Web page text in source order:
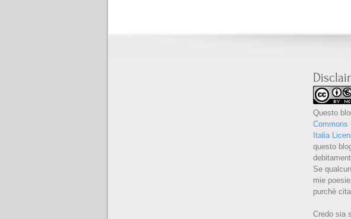
Questo
Commons
Italia
questo
Se
mie
purchè
Credo sia